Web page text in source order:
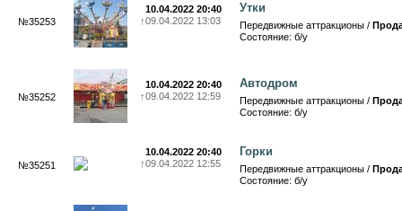
№35253
10.04.2022 20:40
↑09.04.2022 13:03
Утки
Передвижные аттракционы /
Состояние: б/у
№35252
10.04.2022 20:40
↑09.04.2022 12:59
Автодром
Передвижные аттракционы /
Состояние: б/у
№35251
10.04.2022 20:40
↑09.04.2022 12:55
Горки
Передвижные аттракционы /
Состояние: б/у